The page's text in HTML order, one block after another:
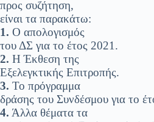
προς συζήτηση,
είναι τα παρακάτω:
1. Ο απολογισμός
του ΔΣ για το έτος 2021.
2. Η Έκθεση της
Εξελεγκτικής Επιτροπής.
3. Το πρόγραμμα
δράσης του Συνδέσμου για το
4. Άλλα θέματα τα